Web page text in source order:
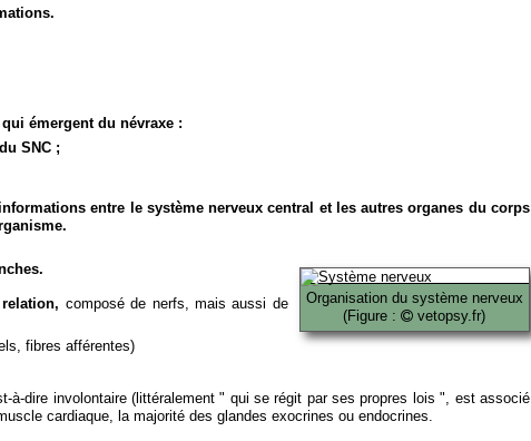
émergent du névraxe :
SNC ;
entre le système nerveux central et les autres organes du corps
Organisation du système nerveux
(Figure :
vetopsy.fr)
composé de nerfs, mais aussi de
fibres afférentes)
à-dire involontaire (littéralement " qui se régit par ses propres lois ", est associé
cardiaque, la majorité des glandes exocrines ou endocrines.